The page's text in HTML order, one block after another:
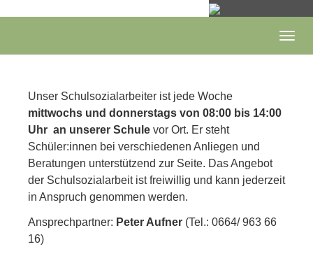
content
Unser Schulsozialarbeiter ist jede Woche
mittwochs und donnerstags von 08:00 bis 14:00
Uhr an unserer Schule vor Ort. Er steht
Schüler:innen bei verschiedenen Anliegen und
Beratungen unterstützend zur Seite. Das Angebot
der Schulsozialarbeit ist freiwillig und kann jederzeit
in Anspruch genommen werden.
Ansprechpartner: Peter Aufner (Tel.: 0664/ 963 66
16)